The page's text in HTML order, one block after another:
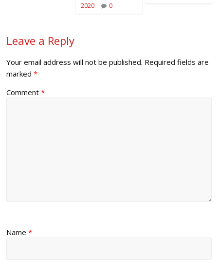
2020
0
Leave a Reply
Your email address will not be published. Required fields are
marked*
Comment*
Name*